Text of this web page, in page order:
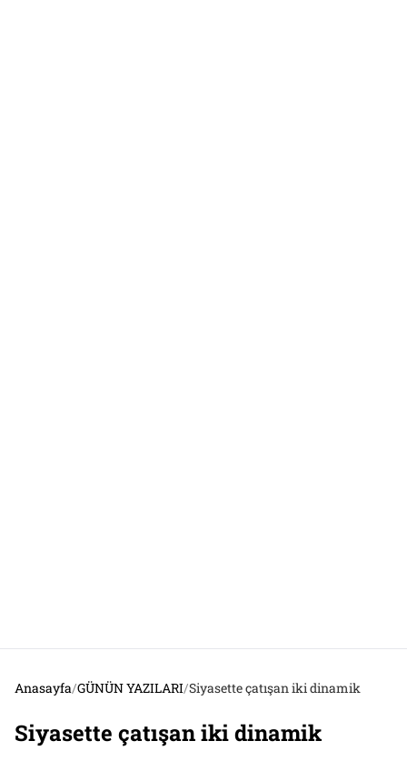
Anasayfa/GÜNÜN YAZILARI/Siyasette çatışan iki dinamik
Siyasette çatışan iki dinamik